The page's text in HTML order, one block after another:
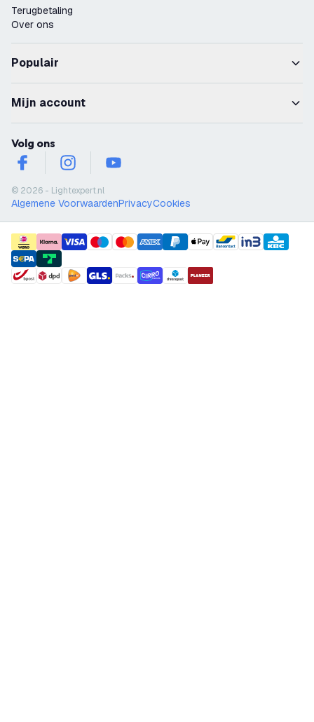
Terugbetaling
Over ons
Populair
Mijn account
Volg ons
facebookinstagramyoutube
© 2026 - Lightexpert.nl
Algemene VoorwaardenPrivacyCookies
payment methods
shipment methods